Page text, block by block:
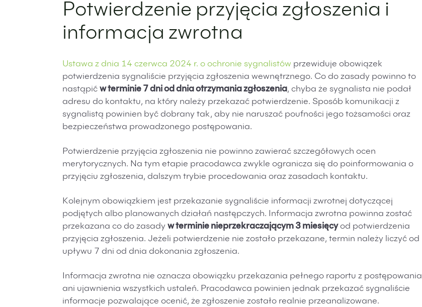
Potwierdzenie przyjęcia zgłoszenia i
informacja zwrotna
Ustawa z dnia 14 czerwca 2024 r. o ochronie sygnalistów przewiduje obowiązek
potwierdzenia sygnaliście przyjęcia zgłoszenia wewnętrznego. Co do zasady powinno to
nastąpić w terminie 7 dni od dnia otrzymania zgłoszenia, chyba że sygnalista nie podał
adresu do kontaktu, na który należy przekazać potwierdzenie. Sposób komunikacji z
sygnalistą powinien być dobrany tak, aby nie naruszać poufności jego tożsamości oraz
bezpieczeństwa prowadzonego postępowania.
Potwierdzenie przyjęcia zgłoszenia nie powinno zawierać szczegółowych ocen
merytorycznych. Na tym etapie pracodawca zwykle ogranicza się do poinformowania o
przyjęciu zgłoszenia, dalszym trybie procedowania oraz zasadach kontaktu.
Kolejnym obowiązkiem jest przekazanie sygnaliście informacji zwrotnej dotyczącej
podjętych albo planowanych działań następczych. Informacja zwrotna powinna zostać
przekazana co do zasady w terminie nieprzekraczającym 3 miesięcyod potwierdzenia
przyjęcia zgłoszenia. Jeżeli potwierdzenie nie zostało przekazane, termin należy liczyć od
upływu 7 dni od dnia dokonania zgłoszenia.
Informacja zwrotna nie oznacza obowiązku przekazania pełnego raportu z postępowania
ani ujawnienia wszystkich ustaleń. Pracodawca powinien jednak przekazać sygnaliście
informacje pozwalające ocenić, że zgłoszenie zostało realnie przeanalizowane.